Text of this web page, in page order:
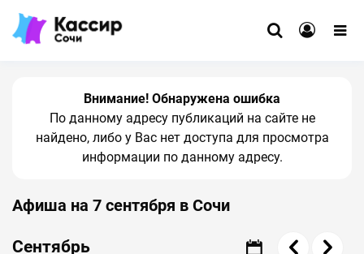
Внимание! Обнаружена ошибка
По данному адресу публикаций на сайте не
найдено, либо у Вас нет доступа для просмотра
информации по данному адресу.
Афиша на 7 сентября в Сочи
Август
Сентябрь